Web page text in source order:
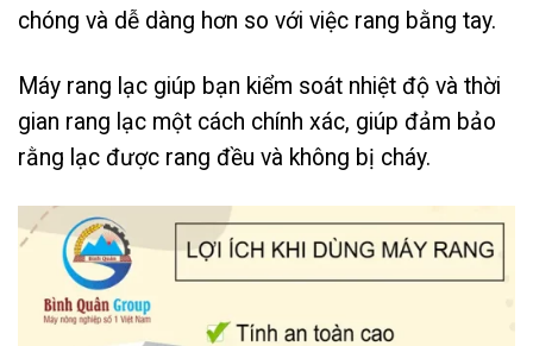
chóng và dễ dàng hơn so với việc rang bằng tay.
Máy rang lạc giúp bạn kiểm soát nhiệt độ và thời
gian rang lạc một cách chính xác, giúp đảm bảo
rằng lạc được rang đều và không bị cháy.